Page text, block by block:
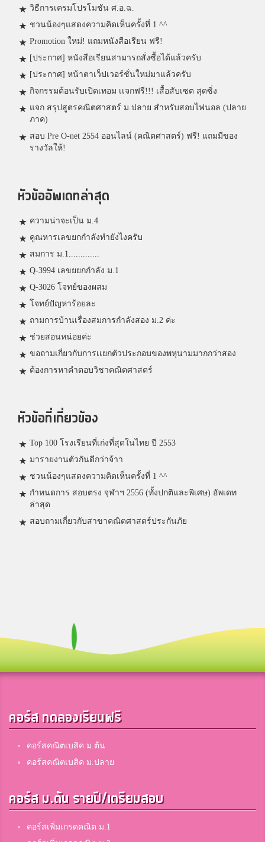
วิธีการเครมโปรโมชัน ศ.อ.ฉ.
ชวนน้องๆแสดงความคิดเห็นครั้งที่ 1 ^^
Promotion ใหม่! แถมหนังสือเรียน ฟรี!
[ประกาศ] หนังสือเรียนสามารถสั่งซื้อได้แล้วครับ
[ประกาศ] หน้าตาเว็ปเวอร์ชั่นใหม่มาแล้วครับ
กิจกรรมต้อนรับเปิดเทอม เเจกฟรี!!! เสื้อสับเซต สุดซิ่ง
แจก สรุปสูตรคณิตศาสตร์ ม.ปลาย สำหรับสอบไฟนอล (ปลาย
ภาค)
สอบ Pre O-net 2554 ออนไลน์ (คณิตศาสตร์) ฟรี! แถมมีของ
รางวัลให้!
หัวข้ออัพเดทล่าสุด
ความน่าจะเป็น ม.4
คูณหารเลขยกกำลังทำยังไงครับ
สมการ ม.1.............
Q-3994 เลขยยกกำลัง ม.1
Q-3026 โจทย์ของผสม
โจทย์ปัญหาร้อยละ
ถามการบ้านเรื่องสมการกำลังสอง ม.2 ค่ะ
ช่วยสอนหน่อยค่ะ
ขอถามเกี่ยวกับการเเยกตัวประกอบของพหุนามมากกว่าสอง
ต้องการหาคำตอบวิชาคณิตศาสตร์
หัวข้อที่เกี่ยวข้อง
Top 100 โรงเรียนที่เก่งที่สุดในไทย ปี 2553
มารายงานตัวกันดีกว่าจ้าา
ชวนน้องๆแสดงความคิดเห็นครั้งที่ 1 ^^
กำหนดการ สอบตรง จุฬาฯ 2556 (ทั้งปกติและพิเศษ) อัพเดท
ล่าสุด
สอบถามเกี่ยวกับสาขาคณิตศาสตร์ประกันภัย
คอร์ส ทดลองเรียนฟรี
คอร์สคณิตเบสิค ม.ต้น
คอร์สคณิตเบสิค ม.ปลาย
คอร์ส ม.ต้น รายปี/เตรียมสอบ
คอร์สเพิ่มเกรดคณิต ม.1